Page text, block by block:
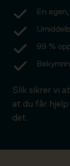
En
99 %
Slik sikrer vi
at du får
det.